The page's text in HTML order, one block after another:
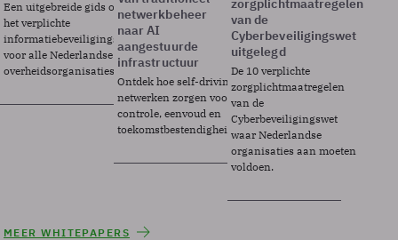
Een uitgebreide gids over BIO2,
het verplichte
informatiebeveiligingsframework
voor alle Nederlandse
overheidsorganisaties.
netwerkbeheer
naar AI
aangestuurde
infrastructuur
Ontdek hoe self-driving
netwerken zorgen voor
controle, eenvoud en
toekomstbestendigheid.
zorgplichtmaatregelen
van de
Cyberbeveiligingswet
uitgelegd
De 10 verplichte
zorgplichtmaatregelen
van de
Cyberbeveiligingswet
waar Nederlandse
organisaties aan moeten
voldoen.
MEER WHITEPAPERS